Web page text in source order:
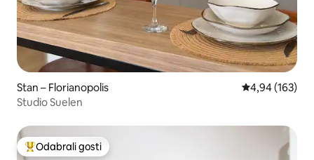
Stan – Florianopolis Prosječna
4,94 (163)
Studio Suelen
Među najviše rangiranima s oznakom „Odabrali gosti”
Odabrali gosti